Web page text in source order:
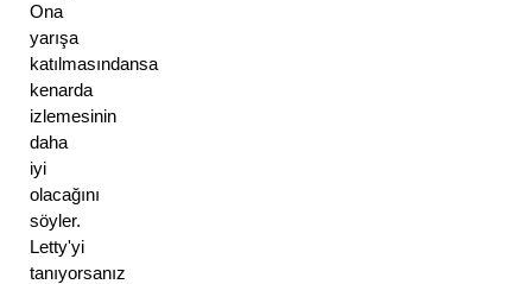
Ona
yarışa
katılmasındansa
kenarda
izlemesinin
daha
iyi
olacağını
söyler.
Letty'yi
tanıyorsanız